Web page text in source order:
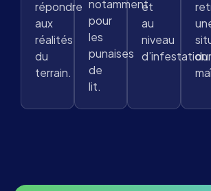
répondre
aux
réalités
du
terrain.
notamment
pour
les
punaises
de
lit.
et
au
niveau
d’infestation.